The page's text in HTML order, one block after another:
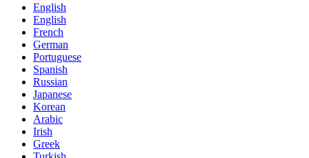
English
English
French
German
Portuguese
Spanish
Russian
Japanese
Korean
Arabic
Irish
Greek